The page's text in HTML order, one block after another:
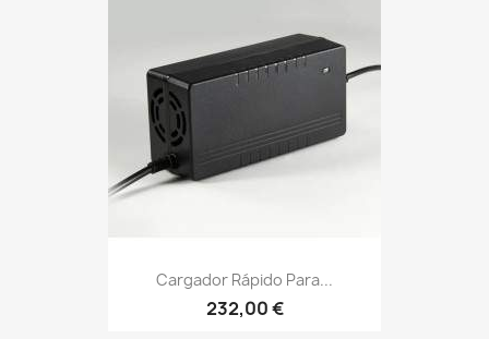
Cargador Rápido Para...
232,00 €